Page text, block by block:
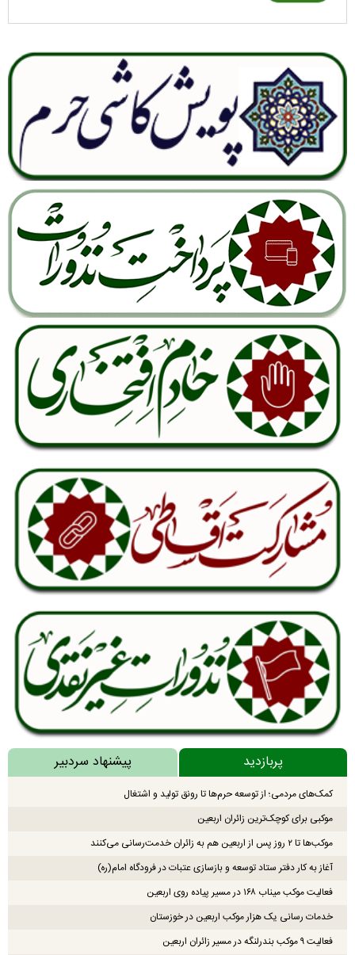
پربازدید پیشنهاد سردبیر
کمک‌های مردمی؛ از توسعه حرم‌ها تا رونق تولید و اشتغال
موکبی برای کوچک‌ترین زائران اربعین
موکب‌ها تا ۲ روز پس از اربعین هم به زائران خدمت‌رسانی می‌کنند
آغاز به کار دفتر ستاد توسعه و بازسازی عتبات در فرودگاه امام(ره)
فعالیت موکب میناب ۱۶۸ در مسیر پیاده روی اربعین
خدمات رسانی یک هزار موکب اربعین در خوزستان
فعالیت ۹ موکب بندرلنگه در مسیر زائران اربعین